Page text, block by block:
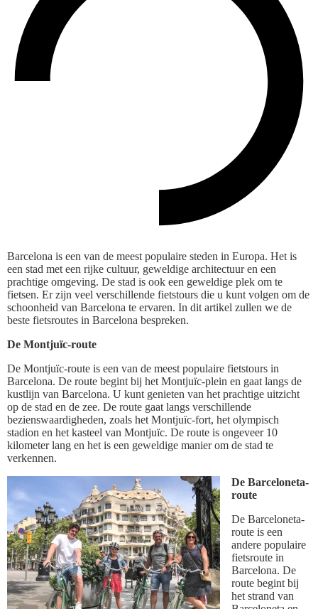
Barcelona is een van de meest populaire steden in Europa. Het is
een stad met een rijke cultuur, geweldige architectuur en een
prachtige omgeving. De stad is ook een geweldige plek om te
fietsen. Er zijn veel verschillende fietstours die u kunt volgen om de
schoonheid van Barcelona te ervaren. In dit artikel zullen we de
beste fietsroutes in Barcelona bespreken.
De Montjuïc-route
De Montjuïc-route is een van de meest populaire fietstours in
Barcelona. De route begint bij het Montjuïc-plein en gaat langs de
kustlijn van Barcelona. U kunt genieten van het prachtige uitzicht
op de stad en de zee. De route gaat langs verschillende
bezienswaardigheden, zoals het Montjuïc-fort, het olympisch
stadion en het kasteel van Montjuïc. De route is ongeveer 10
kilometer lang en het is een geweldige manier om de stad te
verkennen.
De Barceloneta-
route
De Barceloneta-
route is een
andere populaire
fietsroute in
Barcelona. De
route begint bij
het strand van